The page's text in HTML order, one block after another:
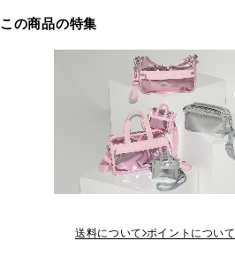
この商品の特集
送料について ポイントについて